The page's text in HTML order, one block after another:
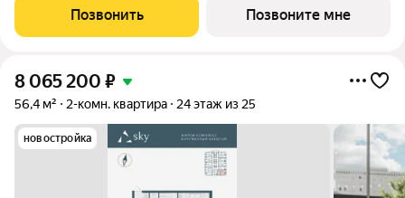
комфортом современных инженерных систем и уютом
тщательно продуманной инфраструктуры.
Позвонить Позвоните мне
8 065 200 ₽
56,4 м² 2-комн. квартира 24 этаж из 25
новостройка